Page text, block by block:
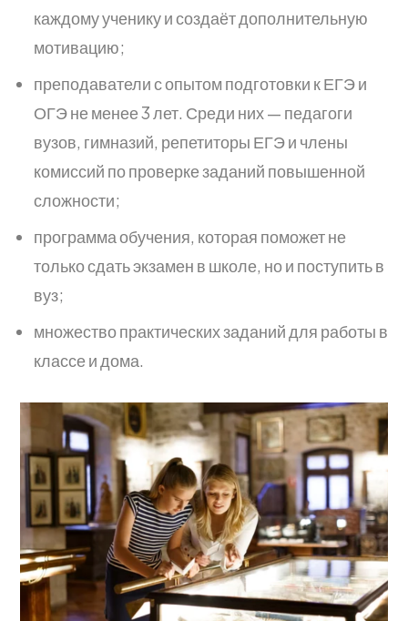
каждому ученику и создаёт дополнительную
мотивацию;
преподаватели с опытом подготовки к ЕГЭ и
ОГЭ не менее 3 лет. Среди них — педагоги
вузов, гимназий, репетиторы ЕГЭ и члены
комиссий по проверке заданий повышенной
сложности;
программа обучения, которая поможет не
только сдать экзамен в школе, но и поступить в
вуз;
множество практических заданий для работы в
классе и дома.